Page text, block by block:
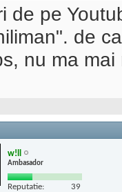
de pe
de
nu ma mai
w!ll
Ambasador
Reputatie: 39